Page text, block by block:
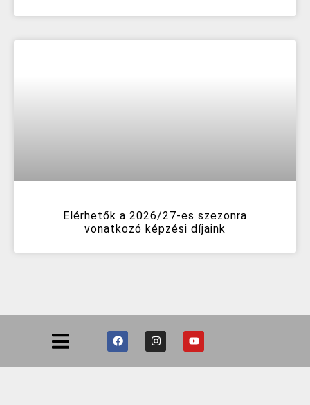
Elérhetők a 2026/27-es szezonra
vonatkozó képzési díjaink